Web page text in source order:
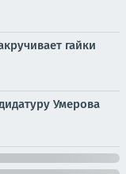
гайки
Умерова